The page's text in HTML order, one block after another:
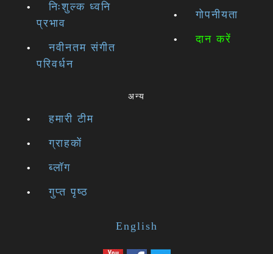
निःशुल्क ध्वनि
प्रभाव
नवीनतम संगीत
परिवर्धन
गोपनीयता
दान करें
अन्य
हमारी टीम
ग्राहकों
ब्लॉग
गुप्त पृष्ठ
English